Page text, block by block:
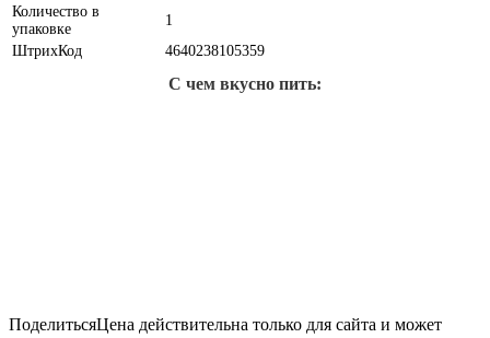
Количество в
упаковке
1
ШтрихКод
4640238105359
С чем вкусно пить:
ПоделитьсяЦена действительна только для сайта и может